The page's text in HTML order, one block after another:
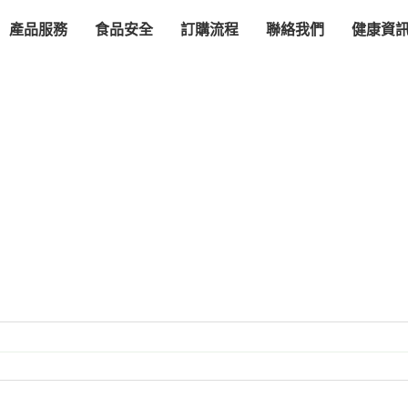
產品服務 食品安全 訂購流程 聯絡我們 健康資